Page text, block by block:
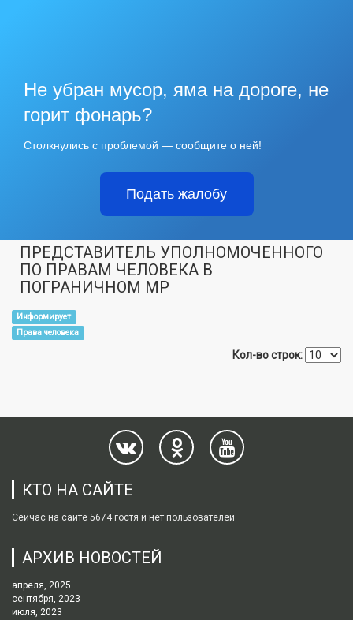
Не убран мусор, яма на дороге, не
горит фонарь?
Столкнулись с проблемой — сообщите о ней!
Подать жалобу
ПРЕДСТАВИТЕЛЬ УПОЛНОМОЧЕННОГО
ПО ПРАВАМ ЧЕЛОВЕКА В
ПОГРАНИЧНОМ МР
Информирует
Права человека
Кол-во строк:
КТО НА САЙТЕ
Сейчас на сайте 5674 гостя и нет пользователей
АРХИВ НОВОСТЕЙ
апреля, 2025
сентября, 2023
июля, 2023